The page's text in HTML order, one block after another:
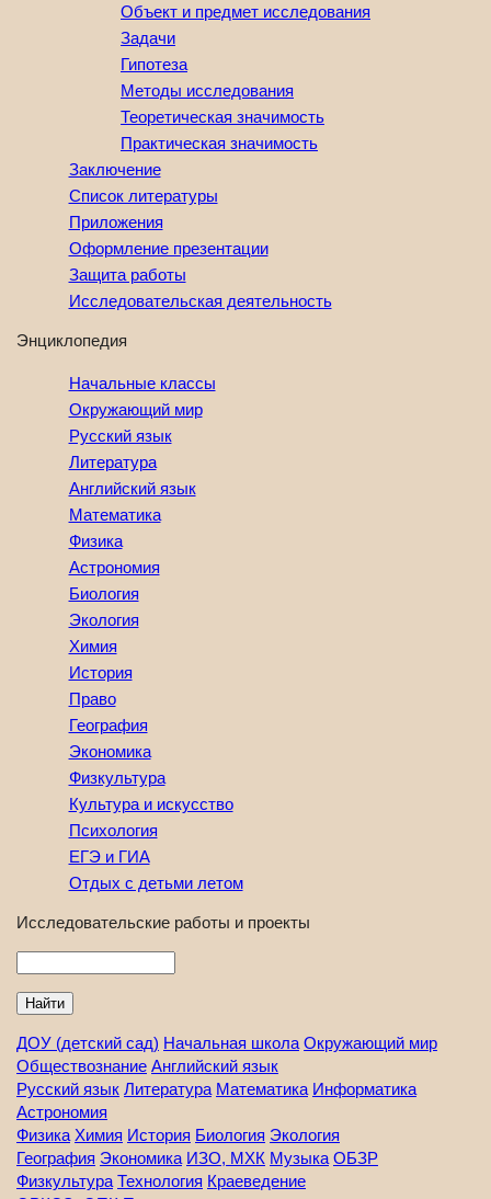
Объект и предмет исследования
Задачи
Гипотеза
Методы исследования
Теоретическая значимость
Практическая значимость
Заключение
Список литературы
Приложения
Оформление презентации
Защита работы
Исследовательская деятельность
Энциклопедия
Начальные классы
Окружающий мир
Русский язык
Литература
Английский язык
Математика
Физика
Астрономия
Биология
Экология
Химия
История
Право
География
Экономика
Физкультура
Культура и искусство
Психология
ЕГЭ и ГИА
Отдых с детьми летом
Исследовательские работы и проекты
ДОУ (детский сад) Начальная школа Окружающий мир
Обществознание Английский язык
Русский язык Литература Математика Информатика
Астрономия
Физика Химия История Биология Экология
География Экономика ИЗО, МХК Музыка ОБЗР
Физкультура Технология Краеведение